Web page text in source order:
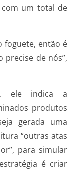
com um total de
foguete, então é
de nós”,
ele indica a
produtos
gerada uma
“outras atas
para simular
é criar